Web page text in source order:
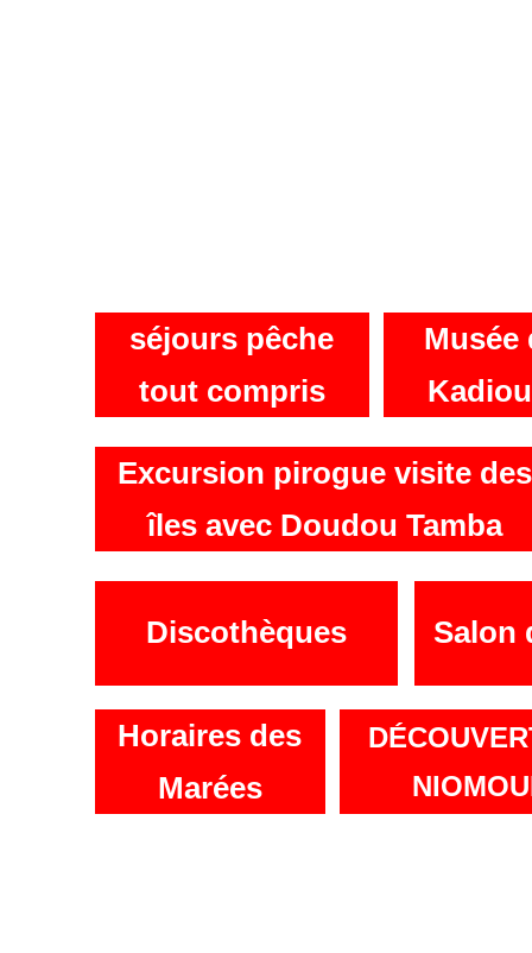
séjours pêche
tout compris
Musée
Excursion pirogue visite des
îles avec Doudou Tamba
Discothèques Salon
Horaires des
Marées